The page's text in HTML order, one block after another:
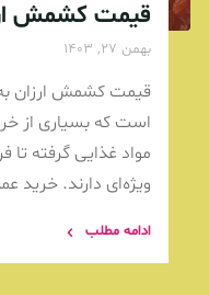
قیمت کشمش
بهمن 27, 1403
قیمت کشمش ارزان
است که بسیاری از
مواد غذایی گرفته تا
ویژه‌ای دارند. خرید
ادامه مطلب